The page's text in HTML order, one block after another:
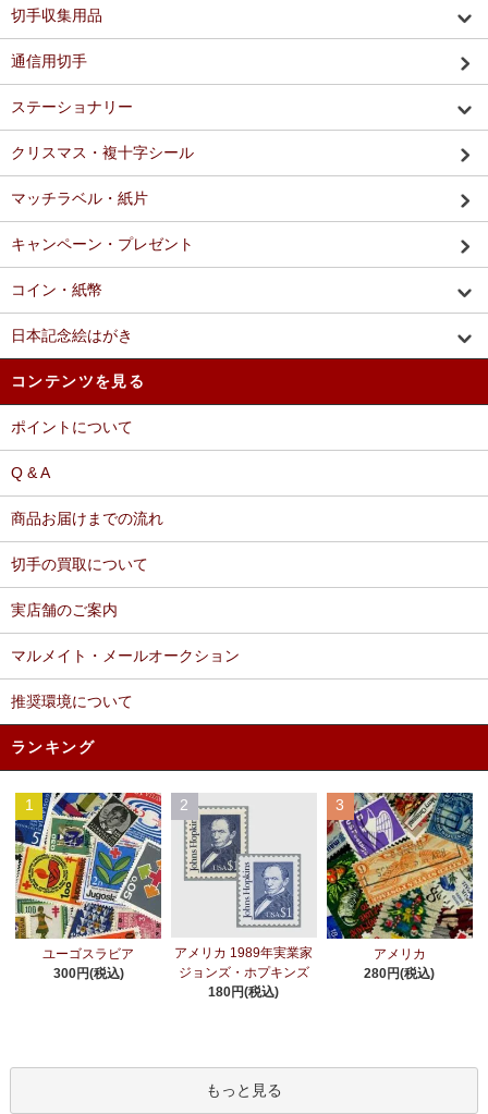
切手収集用品
通信用切手
ステーショナリー
クリスマス・複十字シール
マッチラベル・紙片
キャンペーン・プレゼント
コイン・紙幣
日本記念絵はがき
コンテンツを見る
ポイントについて
Q & A
商品お届けまでの流れ
切手の買取について
実店舗のご案内
マルメイト・メールオークション
推奨環境について
ランキング
1
ユーゴスラビア
300円(税込)
2
アメリカ 1989年実業家
ジョンズ・ホプキンズ
180円(税込)
3
アメリカ
280円(税込)
もっと見る